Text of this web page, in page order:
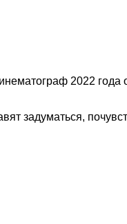
2022 года
задуматься,